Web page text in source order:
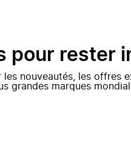
pour rester
nouveautés, les offres
grandes marques